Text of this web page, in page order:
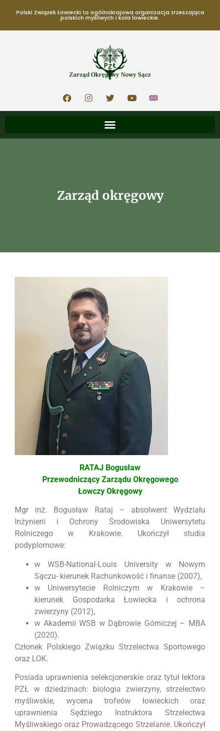
Polski Związek Łowiecki to ogólnokrajowa organizacja zrzeszająca
polskich myśliwych i koła łowieckie.
Zarząd Okręgowy Nowy Sącz
Zarząd okręgowy
RATAJ Bogusław
Przewodniczący Zarządu Okręgowego
Łowczy Okręgowy
Mgr inż. Bogusław Rataj – absolwent Wydziału
Inżynierii i Ochrony Środowiska Uniwersytetu
Rolniczego w Krakowie. Ukończył studia
podyplomowe:
w WSB-National-Louis University w Nowym
Sączu- kierunek Rachunkowość i finanse (2007),
w Uniwersytecie Rolniczym w Krakowie –
kierunek Gospodarka Łowiecka i ochrona
zwierzyny (2012),
w Akademii WSB w Dąbrowie Górniczej – MBA
(2020).
Członek Polskiego Związku Strzelectwa Sportowego
oraz LOK.
Posiada uprawnienia selekcjonerskie oraz tytuł lektora
PZŁ w dziedzinach: biologia zwierzyny, strzelectwo
myśliwskie, wycena trofeów łowieckich oraz
uprawnienia Sędziego Instruktora Strzelectwa
Myśliwskiego oraz Prowadzącego Strzelanie. Ukończył